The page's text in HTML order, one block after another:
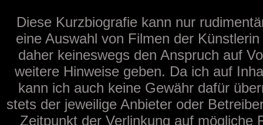
Diese Kurzbiografie kann nur
eine Auswahl von Filmen der
daher keineswegs den Anspruch auf
weitere Hinweise geben. Da ich auf
kann ich auch keine Gewähr dafür
stets der jeweilige Anbieter oder
Zeitpunkt der Verlinkung auf mögliche